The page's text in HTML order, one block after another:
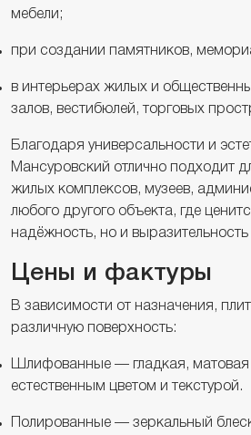
мебели;
при создании памятников,
в интерьерах жилых и
залов, вестибюлей, торговых
Благодаря универсальности и
Мансуровский отлично подходит
жилых комплексов, музеев,
любого другого объекта, где
надёжность, но и выразительность
Цены и фактуры
В зависимости от назначения,
различную поверхность:
Шлифованные — гладкая, матовая
естественным цветом и текстурой.
Полированные — зеркальный